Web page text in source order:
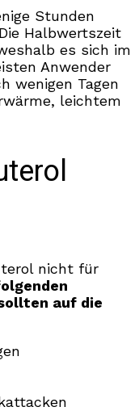
Stunden
Halbwertszeit
es sich im
Anwender
wenigen Tagen
leichtem
nicht für
auf die